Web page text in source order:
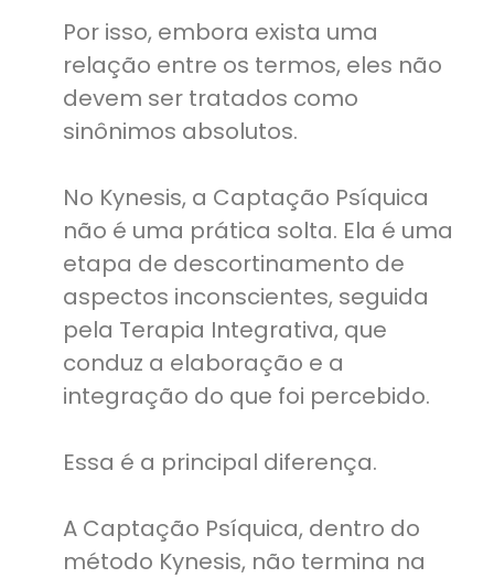
Por isso, embora exista uma
relação entre os termos, eles não
devem ser tratados como
sinônimos absolutos.
No Kynesis, a Captação Psíquica
não é uma prática solta. Ela é uma
etapa de descortinamento de
aspectos inconscientes, seguida
pela Terapia Integrativa, que
conduz a elaboração e a
integração do que foi percebido.
Essa é a principal diferença.
A Captação Psíquica, dentro do
método Kynesis, não termina na